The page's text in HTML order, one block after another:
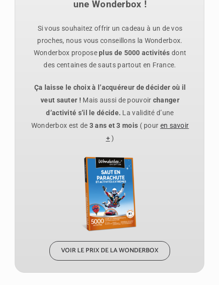
une Wonderbox !
Si vous souhaitez offrir un cadeau à un de vos
proches, nous vous conseillons la Wonderbox.
Wonderbox proposeplus de 5000 activités dont
des centaines de sauts partout en France.
Ça laisse le choix à l’acquéreur dedécider où il
veut sauter ! Mais aussi de pouvoir changer
d’activité s’il le décide. La validité d’une
Wonderbox est de 3 ans et 3 mois ( pour en savoir
+)
VOIR LE PRIX DE LA WONDERBOX